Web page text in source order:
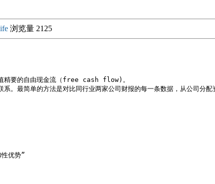
浏览量 2125
值精要的自由现金流（free cash flow)。
。最简单的方法是对比同行业两家公司财报的每一条数据，从公司分
优势”